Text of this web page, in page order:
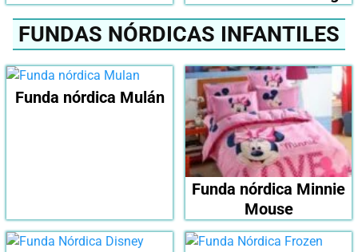
FUNDAS NÓRDICAS INFANTILES
Funda nórdica Mulán
Funda nórdica Minnie
Mouse